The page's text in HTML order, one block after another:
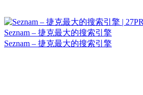
Seznam – 捷克最大的搜索引擎
Seznam – 捷克最大的搜索引擎